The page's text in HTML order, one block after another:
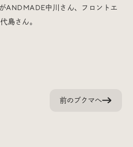
ュースやイベント情報、 今週話
ANDMADE中川さん、フロントエ
島さん。
前のブクマへ